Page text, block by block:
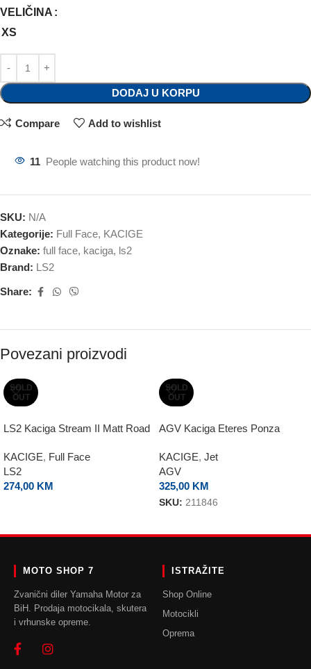
VELIČINA
XS
DODAJ U KORPU
Compare Add to wishlist
11 People watching this product now!
SKU: N/A
Kategorije: Full Face, KACIGE
Oznake: full face, kaciga, ls2
Brand: LS2
Share:
Povezani proizvodi
SOLD
OUT
LS2 Kaciga Stream II Matt Road
KACIGE, Full Face
LS2
274,00 KM
SOLD
OUT
AGV Kaciga Eteres Ponza
KACIGE, Jet
AGV
325,00 KM
SKU: 211846
MOTO SHOP 7
Zvanični diler Yamaha Motor za
BiH. Prodaja motocikala, skutera
i vrhunske opreme.
ISTRAŽITE
Shop Online
Motocikli
Oprema